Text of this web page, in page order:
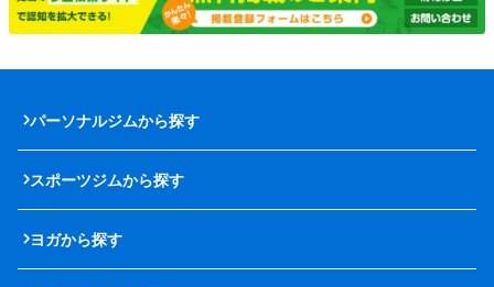
パーソナルジムから探す
スポーツジムから探す
ヨガから探す